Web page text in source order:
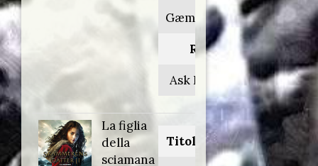
Gæmelkrå/Pulce
Regia di:
Ask Hasselbalch
La figlia
della
sciamana
Titolo originale: